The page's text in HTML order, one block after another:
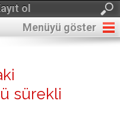
ol
Menüyü göster
sürekli